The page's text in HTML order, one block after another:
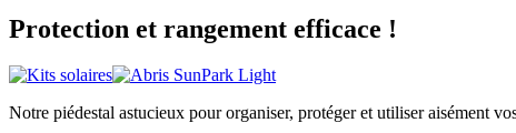
Protection et rangement efficace !
Notre piédestal astucieux pour organiser, protéger et utiliser aisément